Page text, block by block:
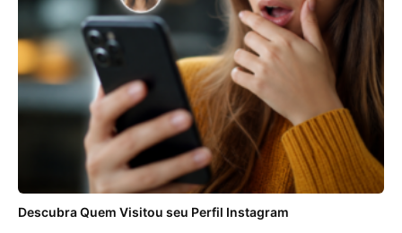
Descubra Quem Visitou seu Perfil Instagram